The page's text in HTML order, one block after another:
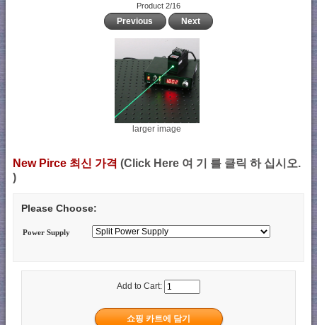
Product 2/16
Previous Next
larger image
New Pirce 최신 가격 (Click Here 여 기 를 클릭 하 십시오.
)
Please Choose:
Power Supply
Add to Cart: